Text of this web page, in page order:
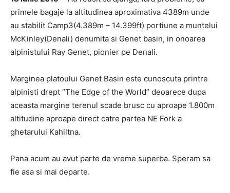
primele bagaje la altitudinea aproximativa 4389m unde
au stabilit Camp3(4.389m – 14.399ft) portiune a muntelui
McKinley(Denali) denumita si Genet basin, in onoarea
alpinistului Ray Genet, pionier pe Denali.
Marginea platoului Genet Basin este cunoscuta printre
alpinisti drept “The Edge of the World” deoarece dupa
aceasta margine terenul scade brusc cu aproape 1.800m
altitudine aproape direct catre partea NE Fork a
ghetarului Kahiltna.
Pana acum au avut parte de vreme superba. Speram sa
fie asa si mai departe.